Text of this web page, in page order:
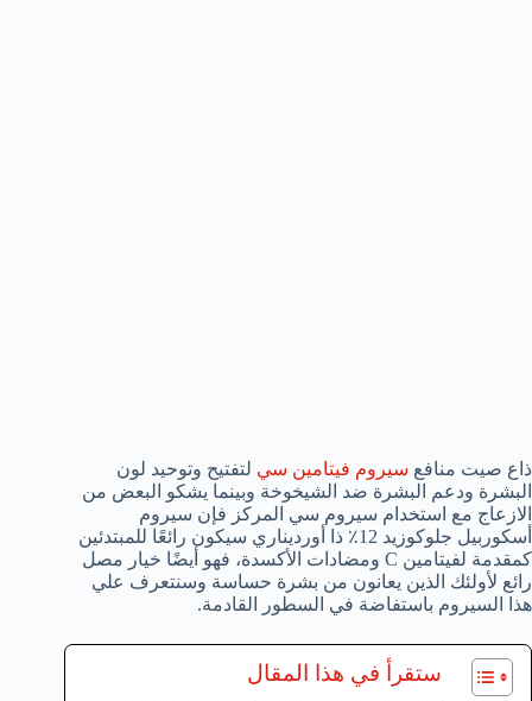
ذاع صيت منافع سيروم فيتامين سي لتفتيح وتوحيد لون
البشرة ودعم البشرة ضد الشيخوخة وبينما يشكو البعض من
الازعاج مع استخدام سيروم سي المركز فإن سيروم
أسكوربيل جلوكوزيد 12٪ ذا أورديناري سيكون رائعًا للمبتدئين
كمقدمة لفيتامين C ومضادات الأكسدة، فهو أيضًا خيار مصل
رائع لأولئك الذين يعانون من بشرة حساسة وسنتعرف علي
هذا السيروم باستفاضة في السطور القادمة.
ستقرأ في هذا المقال